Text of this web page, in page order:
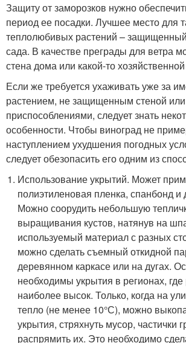
Защиту от заморозков нужно
период ее посадки. Лучшее место для
теплолюбивых растений – защищенный
сада. В качестве преграды для ветра
стена дома или какой-то
Если же требуется ухаживать уже за
растением, не защищенным стеной
приспособлениями, следует знать
особенности. Чтобы виноград не
наступлением ухудшения погодных
следует обезопасить его одним из
Использование укрытий. Может
полиэтиленовая пленка, спанбонд
Можно соорудить небольшую
выращивания кустов, натянув на
используемый материал с разных
можно сделать съемный откидной
деревянном каркасе или на дугах.
необходимы укрытия в регионах, где
наиболее высок. Только, когда на
тепло (не менее 10°С), можно
укрытия, стряхнуть мусор, частички
распрямить их. Это необходимо